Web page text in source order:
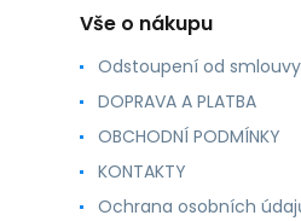
Vše o nákupu
Odstoupení od smlouvy
DOPRAVA A PLATBA
OBCHODNÍ PODMÍNKY
KONTAKTY
Ochrana osobních